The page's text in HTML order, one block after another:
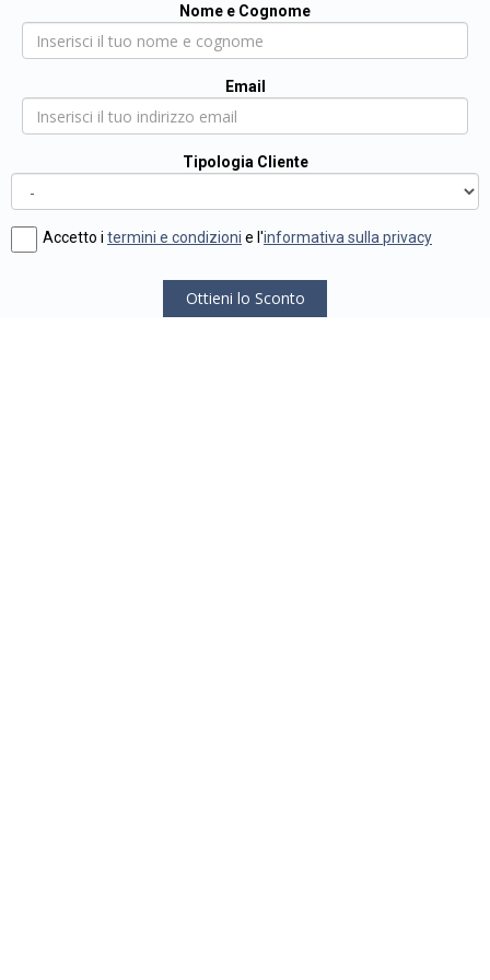
Nome e Cognome
Email
Tipologia Cliente
Accetto i termini e condizioni e l'informativa sulla privacy
Ottieni lo Sconto